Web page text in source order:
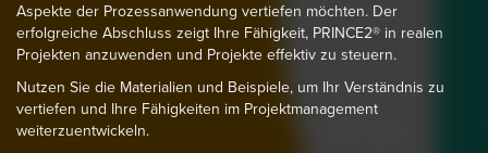
Aspekte der Prozessanwendung vertiefen möchten. Der
erfolgreiche Abschluss zeigt Ihre Fähigkeit, PRINCE2® in realen
Projekten anzuwenden und Projekte effektiv zu steuern.
Nutzen Sie die Materialien und Beispiele, um Ihr Verständnis zu
vertiefen und Ihre Fähigkeiten im Projektmanagement
weiterzuentwickeln.